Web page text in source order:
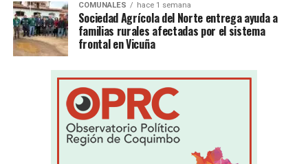
COMUNALES hace 1 semana
Sociedad Agrícola del Norte entrega ayuda a
familias rurales afectadas por el sistema
frontal en Vicuña